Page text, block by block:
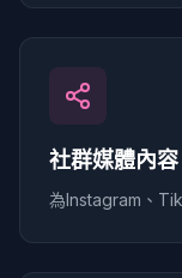
社群媒體內容
為Instagram、